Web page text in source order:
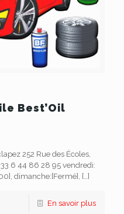
Best’Oil
252 Rue des Écoles,
6 44 86 28 95 vendredi:
dimanche:[Fermé], […]
En savoir plus